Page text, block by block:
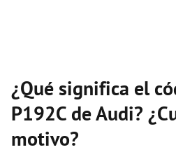
¿Qué significa el
P192C de Audi?
motivo?